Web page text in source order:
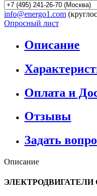
info@energo1.com
Опросный лист
Описание
Оплата и
Отзывы
Задать
Описание
ЭЛЕКТРОДВИГАТЕЛИ